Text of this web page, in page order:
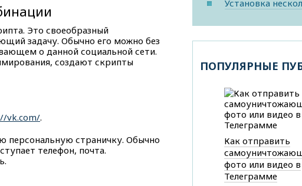
Это своеобразный
задачу. Обычно его можно без
о данной социальной сети.
создают скрипты
vk.com/.
персональную страничку. Обычно
телефон, почта.
Установка
ПОПУЛЯРНЫЕ
Как отправить
фото или видео в
Телеграмме